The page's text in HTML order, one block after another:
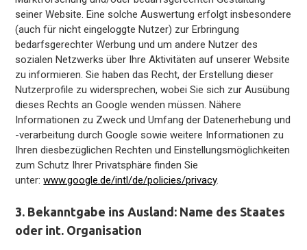
seiner Website. Eine solche Auswertung erfolgt insbesondere
(auch für nicht eingeloggte Nutzer) zur Erbringung
bedarfsgerechter Werbung und um andere Nutzer des
sozialen Netzwerks über Ihre Aktivitäten auf unserer Website
zu informieren. Sie haben das Recht, der Erstellung dieser
Nutzerprofile zu widersprechen, wobei Sie sich zur Ausübung
dieses Rechts an Google wenden müssen. Nähere
Informationen zu Zweck und Umfang der Datenerhebung und
-verarbeitung durch Google sowie weitere Informationen zu
Ihren diesbezüglichen Rechten und Einstellungsmöglichkeiten
zum Schutz Ihrer Privatsphäre finden Sie
unter:www.google.de/intl/de/policies/privacy.
3. Bekanntgabe ins Ausland: Name des Staates
oder int. Organisation